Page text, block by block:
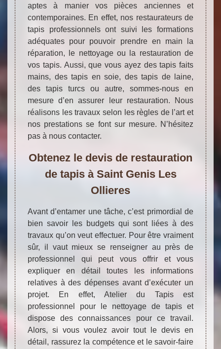
aptes à manier vos pièces anciennes et
contemporaines. En effet, nos restaurateurs de
tapis professionnels ont suivi les formations
adéquates pour pouvoir prendre en main la
réparation, le nettoyage ou la restauration de
vos tapis. Aussi, que vous ayez des tapis faits
mains, des tapis en soie, des tapis de laine,
des tapis turcs ou autre, sommes-nous en
mesure d’en assurer leur restauration. Nous
réalisons les travaux selon les règles de l’art et
nos prestations se font sur mesure. N’hésitez
pas à nous contacter.
Obtenez le devis de restauration
de tapis à Saint Genis Les
Ollieres
Avant d’entamer une tâche, c’est primordial de
bien savoir les budgets qui sont liées à des
travaux qu’on veut effectuer. Pour être vraiment
sûr, il vaut mieux se renseigner au près de
professionnel qui peut vous offrir et vous
expliquer en détail toutes les informations
relatives à des dépenses avant d’exécuter un
projet. En effet, Atelier du Tapis est
professionnel pour le nettoyage de tapis et
dispose des connaissances pour ce travail.
Alors, si vous voulez avoir tout le devis en
détail, rassurez la compétence et le savoir-faire